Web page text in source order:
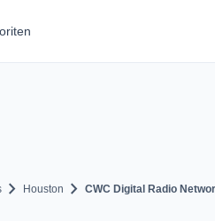
chevron_right Houston chevron_right CWC Digital Radio